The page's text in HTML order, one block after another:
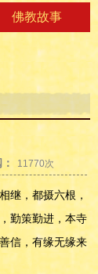
佛教故事
11770次
继，都摄六根，
勤策勤进，本寺
信，有缘无缘来